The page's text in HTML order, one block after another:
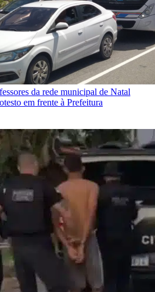
da rede municipal de Natal
em frente à Prefeitura